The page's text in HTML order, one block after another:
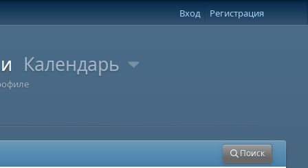
Вход Регистрация
Календарь
Поиск